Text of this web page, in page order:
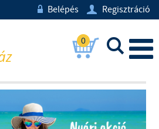
w Belépés U Regisztráció
0 L